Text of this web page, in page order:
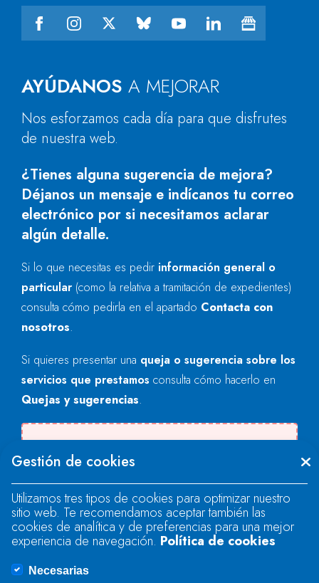
AYÚDANOS A MEJORAR
Nos esforzamos cada día para que disfrutes
de nuestra web.
¿Tienes alguna sugerencia de mejora?
Déjanos un mensaje e indícanos tu correo
electrónico por si necesitamos aclarar
algún detalle.
Si lo que necesitas es pedir información general o
particular (como la relativa a tramitación de expedientes)
consulta cómo pedirla en el apartado Contacta con
nosotros.
Si quieres presentar una queja o sugerencia sobre los
servicios que prestamos consulta cómo hacerlo en
Quejas y sugerencias.
"text".
Se produjo un error al cargar el campo
"text".
Gestión de cookies
Utilizamos tres tipos de cookies para optimizar nuestro
sitio web. Te recomendamos aceptar también las
cookies de analítica y de preferencias para una mejor
experiencia de navegación. Política de cookies
Necesarias